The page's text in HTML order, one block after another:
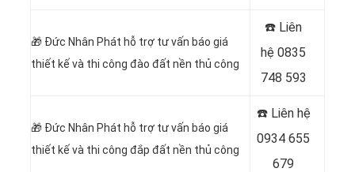
🎁 Đức Nhân Phát hỗ trợ tư vấn báo giá
thiết kế và thi công đào đất nền thủ công
☎️ Liên
hệ 0835
748 593
🎁 Đức Nhân Phát hỗ trợ tư vấn báo giá
thiết kế và thi công đắp đất nền thủ công
☎️ Liên hệ
0934 655
679